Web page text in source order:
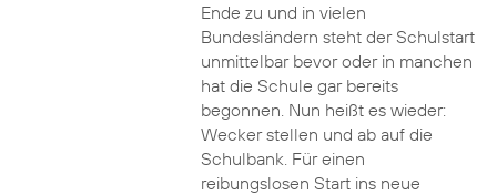
Ende zu und in vielen
Bundesländern steht der Schulstart
unmittelbar bevor oder in manchen
hat die Schule gar bereits
begonnen. Nun heißt es wieder:
Wecker stellen und ab auf die
Schulbank. Für einen
reibungslosen Start ins neue